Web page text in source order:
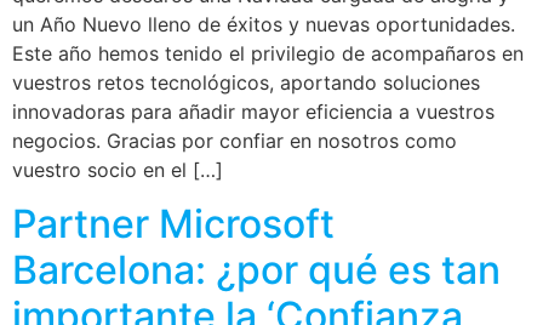
un Año Nuevo lleno de éxitos y nuevas oportunidades.
Este año hemos tenido el privilegio de acompañaros en
vuestros retos tecnológicos, aportando soluciones
innovadoras para añadir mayor eficiencia a vuestros
negocios. Gracias por confiar en nosotros como
vuestro socio en el […]
Partner Microsoft
Barcelona: ¿por qué es tan